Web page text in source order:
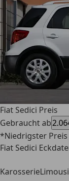
Fiat Sedici Preis
Gebraucht ab
*Niedrigster
Fiat Sedici
Karosserie